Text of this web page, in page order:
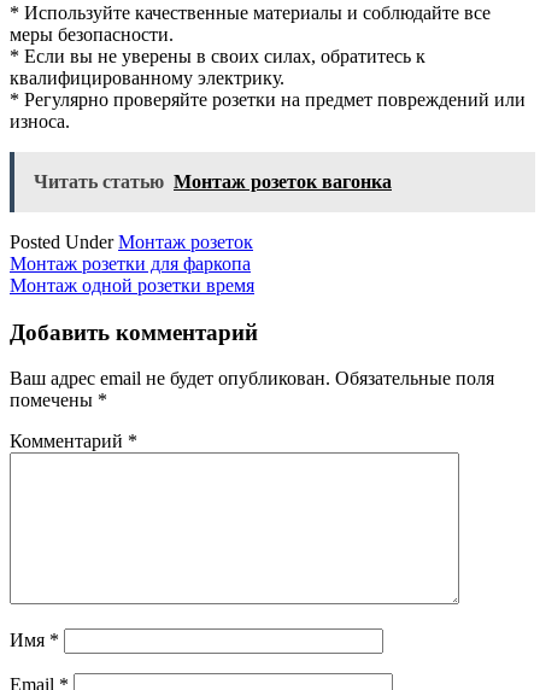
* Используйте качественные материалы и соблюдайте все
меры безопасности.
* Если вы не уверены в своих силах, обратитесь к
квалифицированному электрику.
* Регулярно проверяйте розетки на предмет повреждений или
износа.
Читать статью Монтаж розеток вагонка
Posted UnderМонтаж розеток
Навигация
по
записям
Монтаж розетки для фаркопа
Монтаж одной розетки время
Добавить комментарий
Ваш адрес email не будет опубликован. Обязательные поля
помечены *
Комментарий *
Имя *
Email *